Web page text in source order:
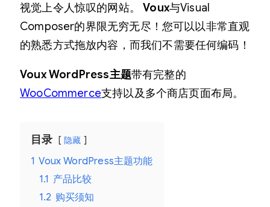
–
综
合
志
主
视觉上令人惊叹的网站。Voux与Visual
Composer的界限无穷无尽！您可以以非常直观
的熟悉方式拖放内容，而我们不需要任何编码！
Voux WordPress主题带有完整的
WooCommerce支持以及多个商店页面布局。
目录 隐藏
1 Voux WordPress主题功能
1.1 产品比较
1.2 购买须知